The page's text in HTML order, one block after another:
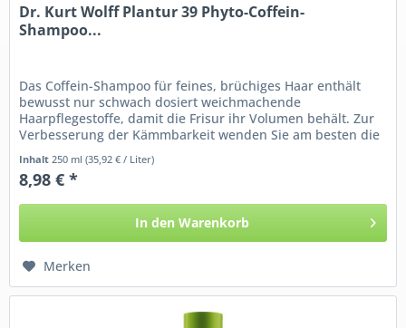
Dr. Kurt Wolff Plantur 39 Phyto-Coffein-
Shampoo...
Das Coffein-Shampoo für feines, brüchiges Haar enthält
bewusst nur schwach dosiert weichmachende
Haarpflegestoffe, damit die Frisur ihr Volumen behält. Zur
Verbesserung der Kämmbarkeit wenden Sie am besten die
Plantur 39 Struktur-Pflege...
Inhalt 250 ml(35,92 € / Liter)
8,98 € *
In den Warenkorb
Merken